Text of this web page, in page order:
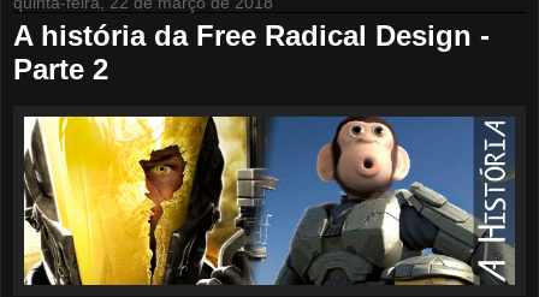
A história da Free Radical Design -
Parte 2